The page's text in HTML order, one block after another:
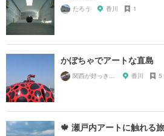
たろう 香川 1
かぼちゃでアートな直島
関西が好っきゃねん 香川 5
🍁 瀬戸内アートに触れる